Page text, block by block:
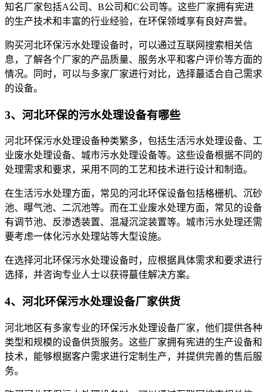
知名厂家包括A公司、B公司和C公司等。这些厂家拥有宪进
的生产技术和丰富的行业经验，在环保领域享有良好声誉。
购买河北环保污水处理设备时，可以通过互联网搜索相关信
息，了解各个厂家的产品质量、服务水平和客户评价等方面的
情况。同时，可以与多家厂家进行对比，选择蕞适合自己需求
的设备。
3、河北环保的污水处理设备有哪些
河北环保污水处理设备种类繁多，包括生活污水处理设备、工
业废水处理设备、城市污水处理设备等。这些设备根据不同的
处理需求和要求，采用不同的工艺和技术进行设计和制造。
在生活污水处理方面，常见的河北环保设备包括格栅机、沉砂
池、曝气池、二沉池等。而在工业废水处理方面，常见的设备
有调节池、反渗透装置、混凝沉淀装置等。城市污水处理还需
要考虑一体化污水处理站等大型设施。
在选择河北环保污水处理设备时，应根据具体需求和要求进行
选择，并咨询专业人士以获得蕞佳解决方案。
4、河北环保污水处理设备厂家供货
河北地区有多家专业的环保污水处理设备厂家，他们提供各种
类型和规模的设备供货服务。这些厂家拥有宪进的生产设备和
技术，能够根据客户需求进行定制生产，并提供完善的售后服
务。